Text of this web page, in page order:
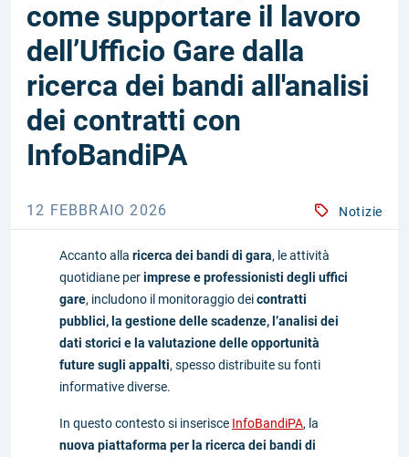
come supportare il lavoro
dell’Ufficio Gare dalla
ricerca dei bandi all'analisi
dei contratti con
InfoBandiPA
12 FEBBRAIO 2026 Notizie
Accanto alla ricerca dei bandi di gara, le attività
quotidiane perimprese e professionisti degli uffici
gare, includono il monitoraggio deicontratti
pubblici, la gestione delle scadenze, l’analisi dei
dati storici e la valutazione delle opportunità
future sugli appalti, spesso distribuite su fonti
informative diverse.
In questo contesto si inserisce InfoBandiPA, la
nuova piattaforma per la ricerca dei bandi di